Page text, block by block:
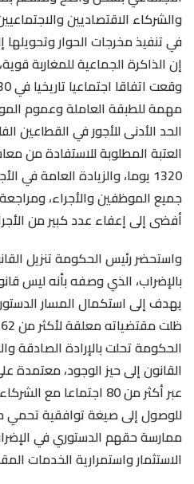
والشركاء الاقتصاديين
في تنفيذ مخرجات الحوار
إن الذاكرة الجماعية للمغاربة
مهمة للطبقة العاملة وعموم
الحد الأدنى للأجور في القطاعين
1320 يوما، والزيادة العامة
جميع الموظفين والأجراء،
أفضى إلى إعفاء عدد كبير من
واستحضر رئيس الحكومة تنزيل
بالإضراب، الذي وصفه بأنه ليس
يهدف إلى استكمال المسار
الحكومة تحلت بالإرادة الصادقة
القانون إلى حيز الوجود،
عبر أكثر من 80 اجتماعا
للوصول إلى صيغة توافقية تحمي
ممارسة حقهم الدستوري في
الاستثمار واستمرارية الخدمات